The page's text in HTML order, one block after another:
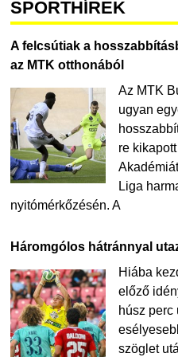
SPORTHÍREK
A felcsútiak a
az MTK otthonából
Az MTK
ugyan
re
Liga
nyitómérkőzésén. A
Háromgólos hátránnyal
Hiába
előző
húsz perc
szöglet